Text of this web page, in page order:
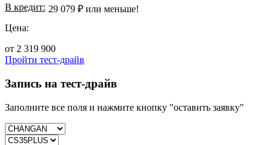
В кредит: 29 079 ₽ или меньше!
Цена:
от 2 319 900
Пройти тест-драйв
Запись на тест-драйв
Заполните все поля и нажмите кнопку "оставить заявку"